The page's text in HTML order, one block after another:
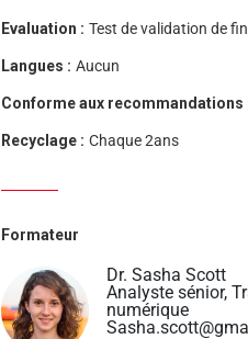
Evaluation : Test de validation de
Langues : Aucun
Conforme aux recommandations
Recyclage : Chaque 2ans
Formateur
Dr. Sasha Scott
Analyste sénior,
numérique